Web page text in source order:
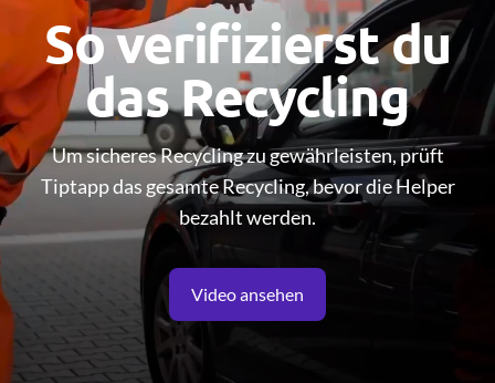
So verifizierst du
das Recycling
Um sicheres Recycling zu gewährleisten, prüft
Tiptapp das gesamte Recycling, bevor die Helper
bezahlt werden.
Video ansehen